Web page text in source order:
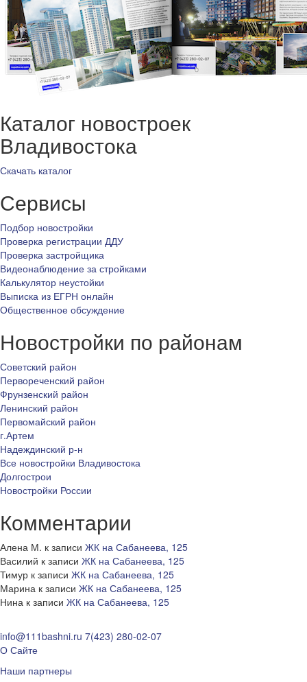
Каталог новостроек
Владивостока
Скачать каталог
Сервисы
Подбор новостройки
Проверка регистрации ДДУ
Проверка застройщика
Видеонаблюдение за стройками
Калькулятор неустойки
Выписка из ЕГРН онлайн
Общественное обсуждение
Новостройки по районам
Советский район
Первореченский район
Фрунзенский район
Ленинский район
Первомайский район
г.Артем
Надеждинский р-н
Все новостройки Владивостока
Долгострои
Новостройки России
Комментарии
Алена М. к записи ЖК на Сабанеева, 125
Василий к записи ЖК на Сабанеева, 125
Тимур к записи ЖК на Сабанеева, 125
Марина к записи ЖК на Сабанеева, 125
Нина к записи ЖК на Сабанеева, 125
info@111bashni.ru 7(423) 280-02-07
О Сайте
Наши партнеры